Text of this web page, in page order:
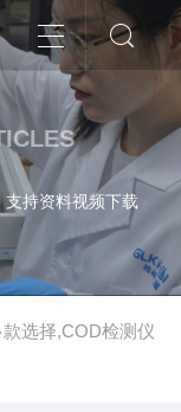
持资料视频下载
选择,COD检测仪